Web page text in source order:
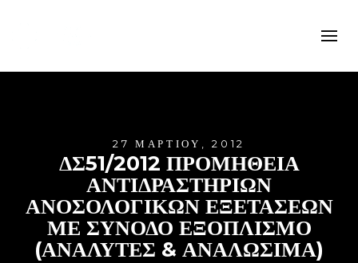
27 ΜΑΡΤΊΟΥ, 2012
ΔΣ51/2012 ΠΡΟΜΗΘΕΙΑ
ΑΝΤΙΔΡΑΣΤΗΡΙΩΝ
ΑΝΟΣΟΛΟΓΙΚΩΝ ΕΞΕΤΑΣΕΩΝ
ΜΕ ΣΥΝΟΔΟ ΕΞΟΠΛΙΣΜΟ
(ΑΝΑΛΥΤΕΣ & ΑΝΑΛΩΣΙΜΑ)